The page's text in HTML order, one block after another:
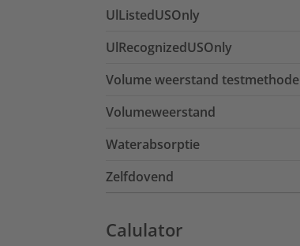
UlListedUSOnly
UlRecognizedUSOnly
Volume weerstand testmethode
Volumeweerstand
Waterabsorptie
Zelfdovend
Calulator